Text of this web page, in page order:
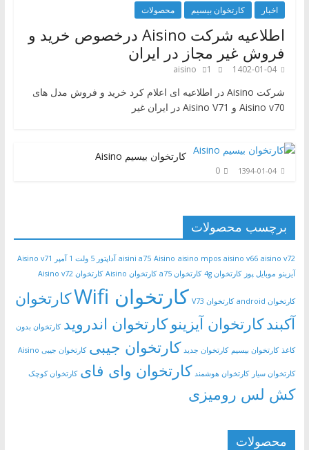
اخبار کارتخوان بیسیم محصولات
اطلاعیه شرکت Aisino درخصوص خرید و
فروش غیر مجاز در ایران
1402-01-04
aisino 1
شرکت Aisino در اطلاعیه ای اعلام کرد خرید و فروش مدل های
Aisino v70 و Aisino V71 در ایران غیر
کارتخوان بیسیم Aisino
1394-01-04
0
برچسب محصولات
aisini a75 Aisino aisino mpos aisino v66 aisino v72
آداپتور 5 ولت 1 آمپر Aisino v71
آیزینو موبایل پوز کارتخوان 4g کارتخوان a75 کارتخوان Aisino کارتخوان Aisino v72
کارتخوان android کارتخوان V73 کارتخوان Wifi
کارتخوان
آکبندکارتخوان آیزینوکارتخوان اندروید کارتخوان بدون
کاغذ کارتخوان بیسیم کارتخوان جدید کارتخوان جیبی کارتخوان جیبی Aisino
کارتخوان سیار کارتخوان هوشمند کارتخوان وای فای کارتخوان کوچک
کش لس رومیزی
محصولات